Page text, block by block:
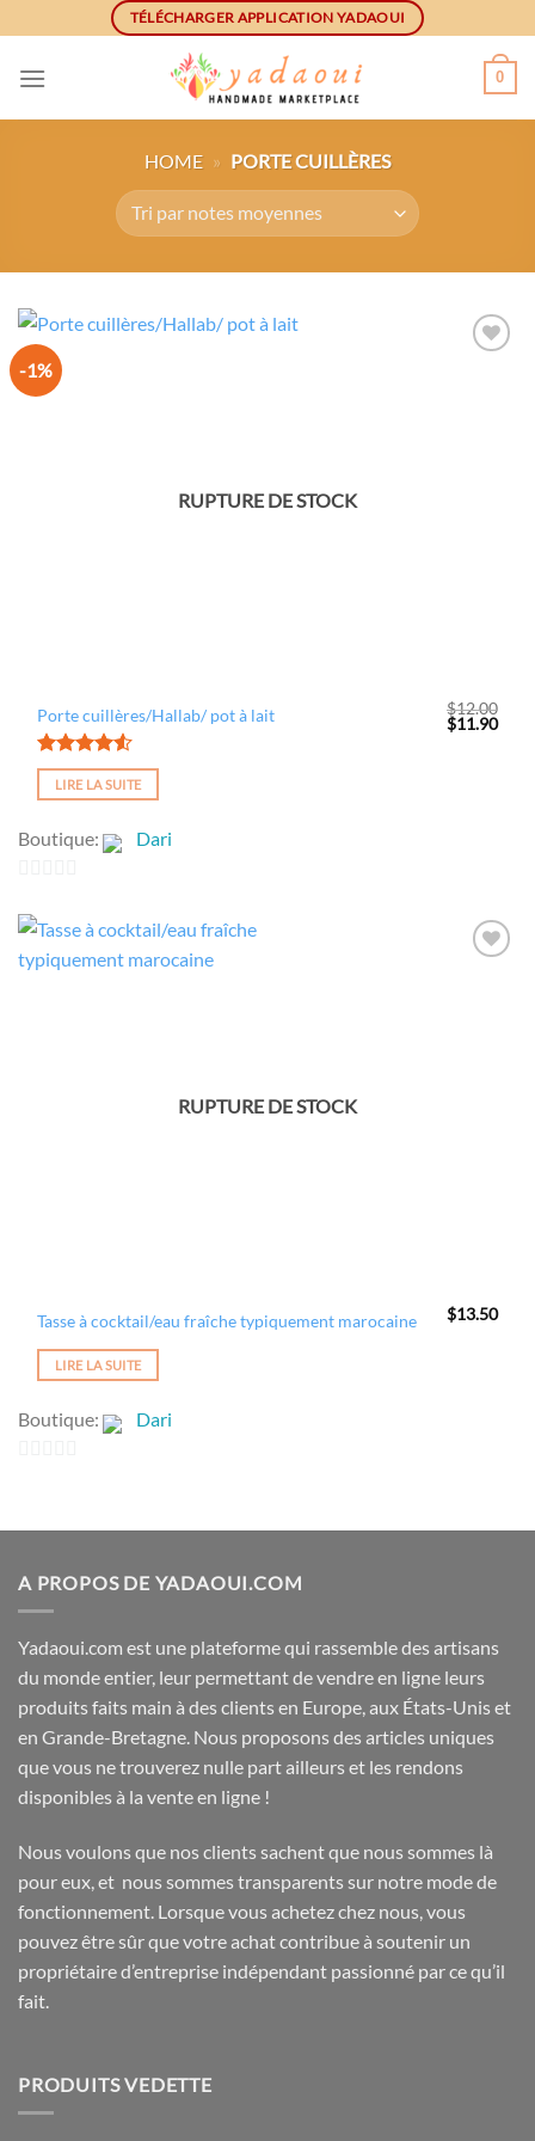
to
content
TÉLÉCHARGER APPLICATION YADAOUI
0
HOME » PORTE CUILLÈRES
-1%
RUPTURE DE STOCK
Porte cuillères/Hallab/ pot à lait
Note4.50
sur 5
$12.00
Le
prix
$11.90Le
LIRE LA SUITE
Boutique: Dari
sur
5
RUPTURE DE STOCK
Tasse à cocktail/eau fraîche typiquement marocaine $13.50
LIRE LA SUITE
Boutique: Dari
5
A PROPOS DE YADAOUI.COM
Yadaoui.com est une plateforme qui rassemble des artisans
du monde entier, leur permettant de vendre en ligne leurs
produits faits main à des clients en Europe, aux États-Unis et
en Grande-Bretagne. Nous proposons des articles uniques
que vous ne trouverez nulle part ailleurs et les rendons
disponibles à la vente en ligne !
Nous voulons que nos clients sachent que nous sommes là
pour eux, et nous sommes transparents sur notre mode de
fonctionnement. Lorsque vous achetez chez nous, vous
pouvez être sûr que votre achat contribue à soutenir un
propriétaire d’entreprise indépendant passionné par ce qu’il
fait.
PRODUITS VEDETTE